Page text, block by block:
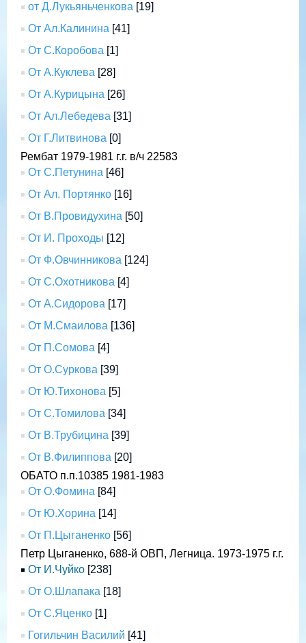
от Д.Лукьяньченкова [19]
От Ал.Калинина [41]
От С.Коробова [1]
От А.Куклева [28]
От А.Курицына [26]
От Ал.Лебедева [31]
От Г.Литвинова [0]
Рембат 1979-1981 г.г. в/ч 22583
От С.Петунина [46]
От Ал. Портянко [16]
От В.Провидухина [50]
От И. Проходы [12]
От Ф.Овчинникова [124]
От С.Охотникова [4]
От А.Сидорова [17]
От М.Смаилова [136]
От П.Сомова [4]
От О.Суркова [39]
От Ю.Тихонова [5]
От С.Томилова [34]
От В.Трубицина [39]
От В.Филиппова [20]
ОБАТО п.п.10385 1981-1983
От О.Фомина [84]
От Ю.Хорина [14]
От П.Цыганенко [56]
Петр Цыганенко, 688-й ОВП, Легница. 1973-1975 г.г.
От И.Чуйко [238]
От О.Шлапака [18]
От С.Яценко [1]
Гогильчин Василий [41]